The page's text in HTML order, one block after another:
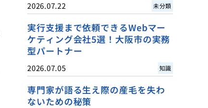
2026.07.22 未分類
実行支援まで依頼できるWebマー
ケティング会社5選！大阪市の実務
型パートナー
2026.07.05 知識
専門家が語る生え際の産毛を失わ
ないための秘策